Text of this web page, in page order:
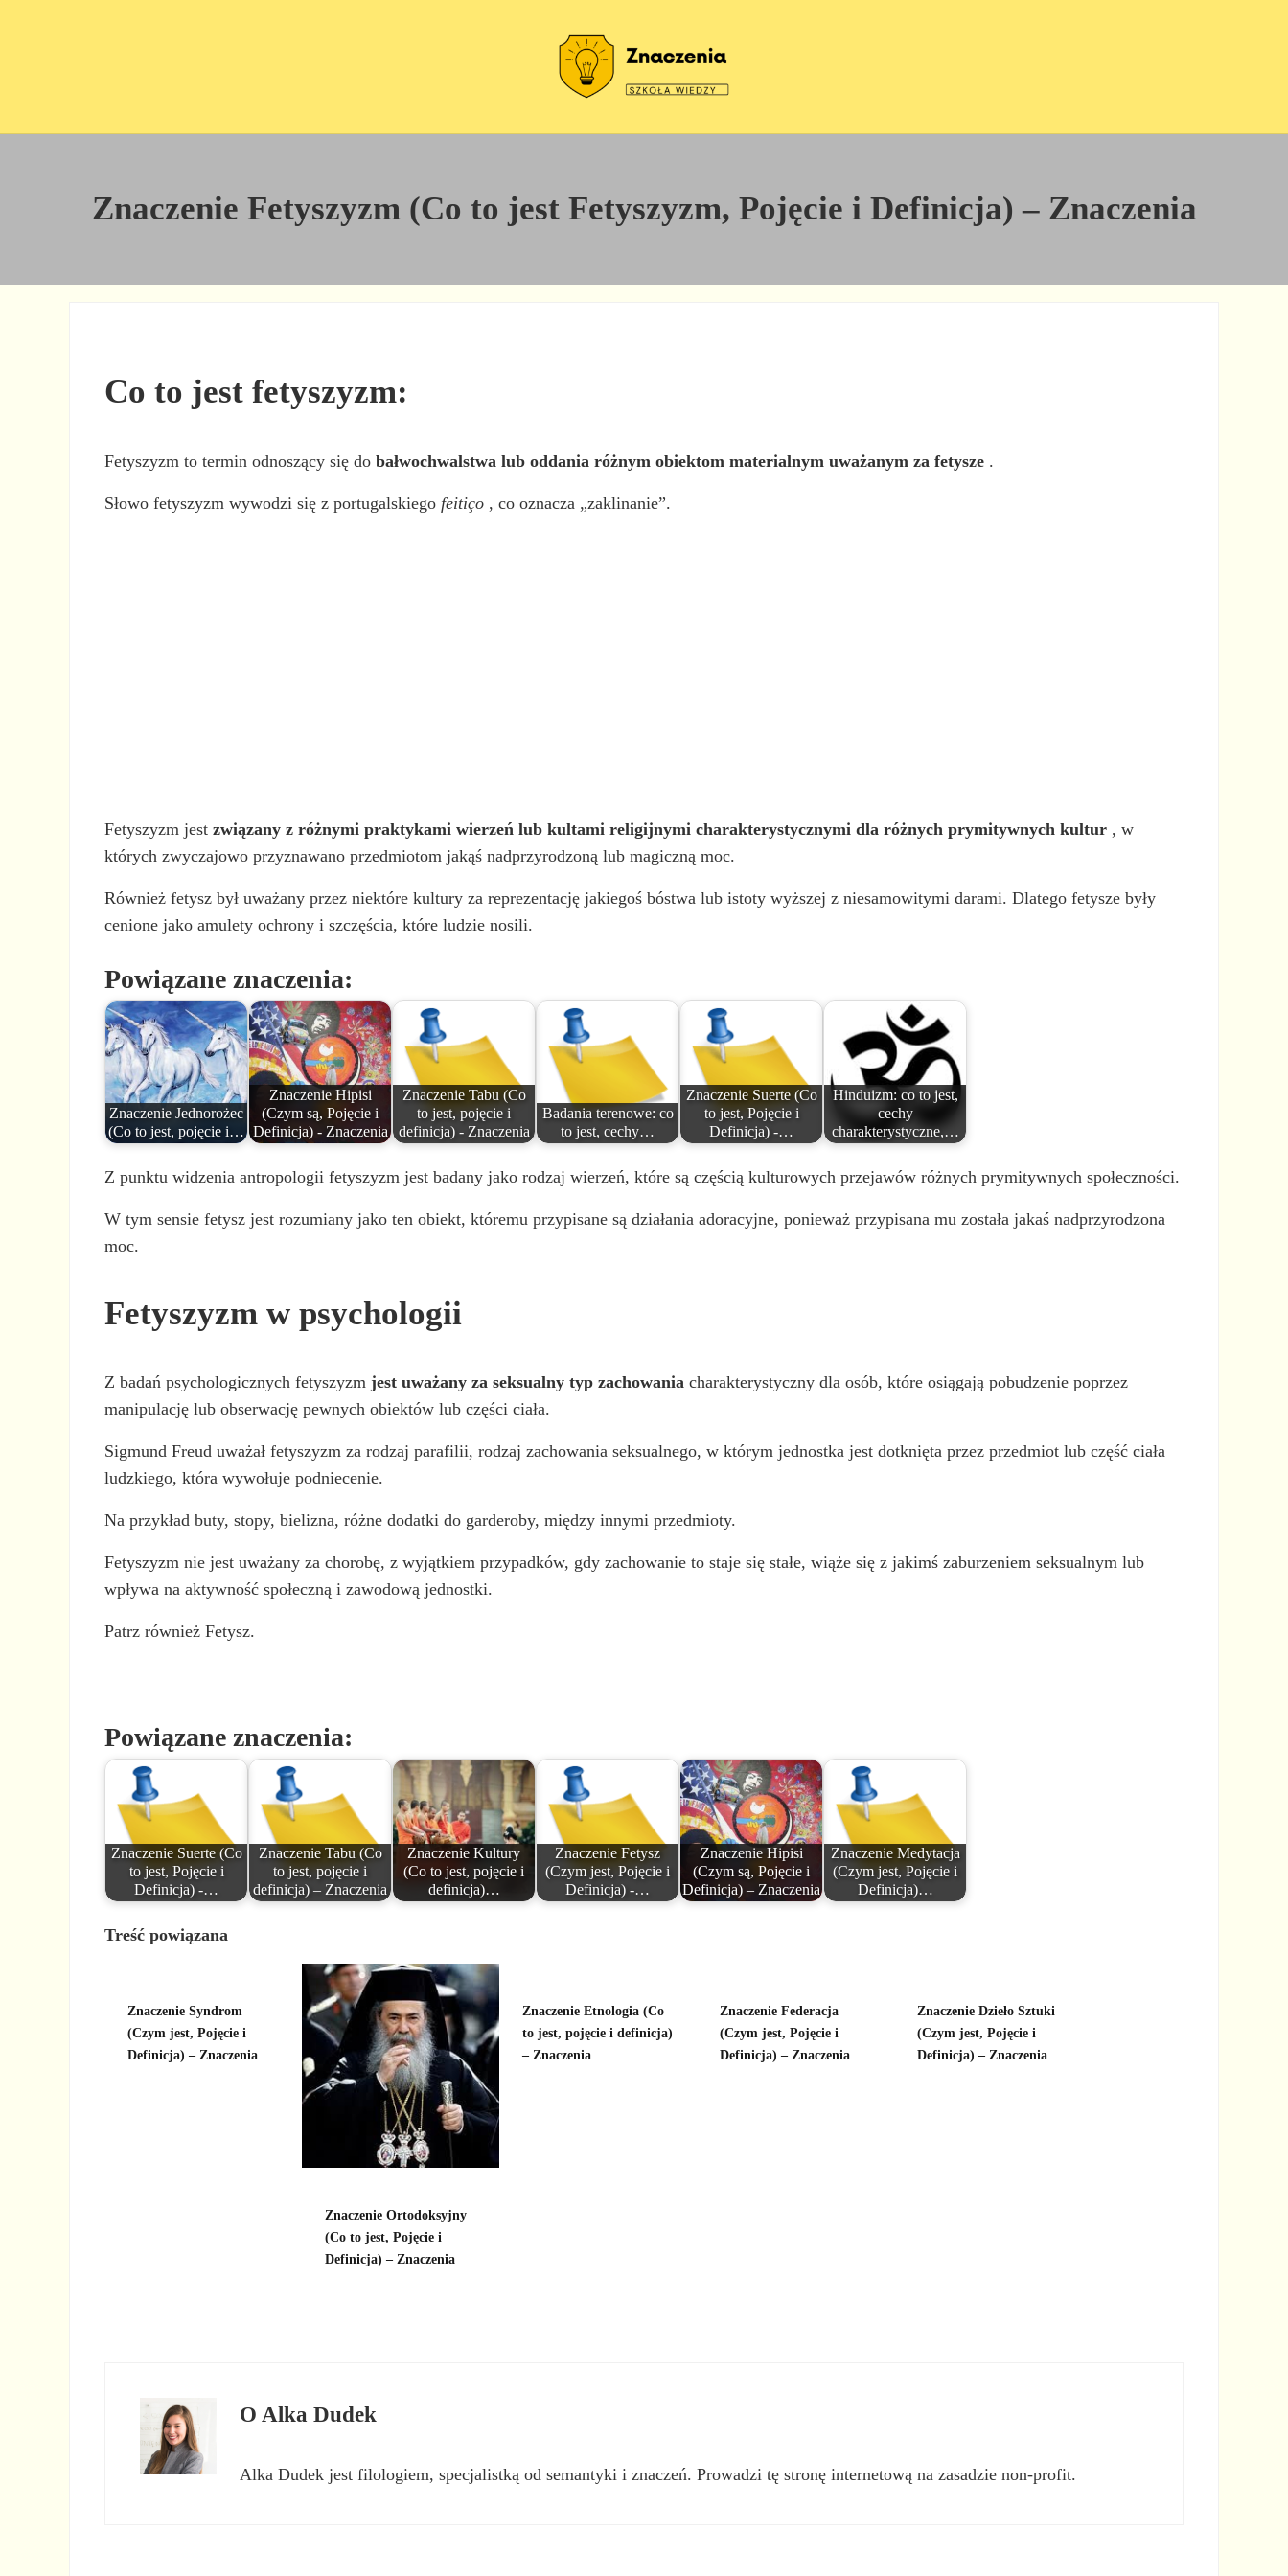
Znaczenie Fetyszyzm (Co to jest Fetyszyzm, Pojęcie i Definicja) – Znaczenia
Co to jest fetyszyzm:
Fetyszyzm to termin odnoszący się dobałwochwalstwa lub oddania różnym obiektom materialnym uważanym za fetysze .
Słowo fetyszyzm wywodzi się z portugalskiego feitiço , co oznacza „zaklinanie”.
Fetyszyzm jestzwiązany z różnymi praktykami wierzeń lub kultami religijnymi charakterystycznymi dla różnych prymitywnych kultur , w
których zwyczajowo przyznawano przedmiotom jakąś nadprzyrodzoną lub magiczną moc.
Również fetysz był uważany przez niektóre kultury za reprezentację jakiegoś bóstwa lub istoty wyższej z niesamowitymi darami. Dlatego fetysze były
cenione jako amulety ochrony i szczęścia, które ludzie nosili.
Powiązane znaczenia:
Znaczenie Jednorożec
(Co to jest, pojęcie i…
Znaczenie Hipisi
(Czym są, Pojęcie i
Definicja) - Znaczenia
Znaczenie Tabu (Co
to jest, pojęcie i
definicja) - Znaczenia
Badania terenowe: co
to jest, cechy…
Znaczenie Suerte (Co
to jest, Pojęcie i
Definicja) -…
Hinduizm: co to jest,
cechy
charakterystyczne,…
Z punktu widzenia antropologii fetyszyzm jest badany jako rodzaj wierzeń, które są częścią kulturowych przejawów różnych prymitywnych społeczności.
W tym sensie fetysz jest rozumiany jako ten obiekt, któremu przypisane są działania adoracyjne, ponieważ przypisana mu została jakaś nadprzyrodzona
moc.
Fetyszyzm w psychologii
Z badań psychologicznych fetyszyzmjest uważany za seksualny typ zachowania charakterystyczny dla osób, które osiągają pobudzenie poprzez
manipulację lub obserwację pewnych obiektów lub części ciała.
Sigmund Freud uważał fetyszyzm za rodzaj parafilii, rodzaj zachowania seksualnego, w którym jednostka jest dotknięta przez przedmiot lub część ciała
ludzkiego, która wywołuje podniecenie.
Na przykład buty, stopy, bielizna, różne dodatki do garderoby, między innymi przedmioty.
Fetyszyzm nie jest uważany za chorobę, z wyjątkiem przypadków, gdy zachowanie to staje się stałe, wiąże się z jakimś zaburzeniem seksualnym lub
wpływa na aktywność społeczną i zawodową jednostki.
Patrz również Fetysz.
Powiązane znaczenia:
Znaczenie Suerte (Co
to jest, Pojęcie i
Definicja) -…
Znaczenie Tabu (Co
to jest, pojęcie i
definicja) – Znaczenia
Znaczenie Kultury
(Co to jest, pojęcie i
definicja)…
Znaczenie Fetysz
(Czym jest, Pojęcie i
Definicja) -…
Znaczenie Hipisi
(Czym są, Pojęcie i
Definicja) – Znaczenia
Znaczenie Medytacja
(Czym jest, Pojęcie i
Definicja)…
Treść powiązana
Znaczenie Syndrom
(Czym jest, Pojęcie i
Definicja) – Znaczenia
Znaczenie Ortodoksyjny
(Co to jest, Pojęcie i
Definicja) – Znaczenia
Znaczenie Etnologia (Co
to jest, pojęcie i definicja)
– Znaczenia
Znaczenie Federacja
(Czym jest, Pojęcie i
Definicja) – Znaczenia
Znaczenie Dzieło Sztuki
(Czym jest, Pojęcie i
Definicja) – Znaczenia
O Alka Dudek
Alka Dudek jest filologiem, specjalistką od semantyki i znaczeń. Prowadzi tę stronę internetową na zasadzie non-profit.